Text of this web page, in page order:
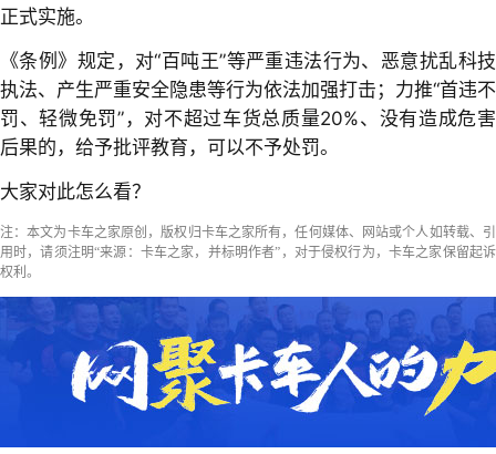
正式实施。
《条例》规定，对“百吨王”等严重违法行为、恶意扰乱科技
执法、产生严重安全隐患等行为依法加强打击；力推“首违不
罚、轻微免罚”，对不超过车货总质量20%、没有造成危害
后果的，给予批评教育，可以不予处罚。
大家对此怎么看？
注：本文为卡车之家原创，版权归卡车之家所有，任何媒体、网站或个人如转载、引
用时，请须注明“来源：卡车之家，并标明作者”，对于侵权行为，卡车之家保留起诉
权利。